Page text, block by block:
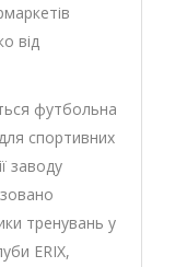
від
футбольна
спортивних
заводу
тренувань у
ERIX,